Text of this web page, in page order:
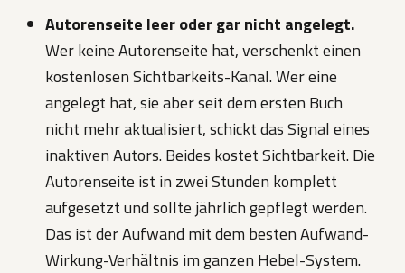
Autorenseite leer oder gar nicht angelegt.
Wer keine Autorenseite hat, verschenkt einen
kostenlosen Sichtbarkeits-Kanal. Wer eine
angelegt hat, sie aber seit dem ersten Buch
nicht mehr aktualisiert, schickt das Signal eines
inaktiven Autors. Beides kostet Sichtbarkeit. Die
Autorenseite ist in zwei Stunden komplett
aufgesetzt und sollte jährlich gepflegt werden.
Das ist der Aufwand mit dem besten Aufwand-
Wirkung-Verhältnis im ganzen Hebel-System.